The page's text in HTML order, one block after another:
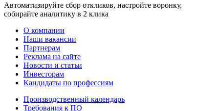
Автоматизируйте сбор откликов, настройте воронку,
собирайте аналитику в 2 клика
О компании
Наши вакансии
Партнерам
Реклама на сайте
Новости и статьи
Инвесторам
Кандидаты по профессиям
Производственный календарь
Требования к ПО